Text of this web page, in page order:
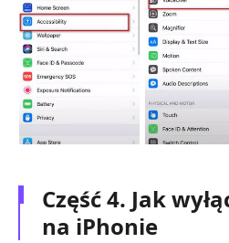
Część 4. Jak
na iPhonie